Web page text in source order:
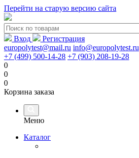
Перейти на старую версию сайта
Вход
Регистрация
europolytest@mail.ru info@europolytest.ru
+7 (499) 500-14-28 +7 (903) 208-19-28
0
0
0
Корзина заказа
Меню
Каталог